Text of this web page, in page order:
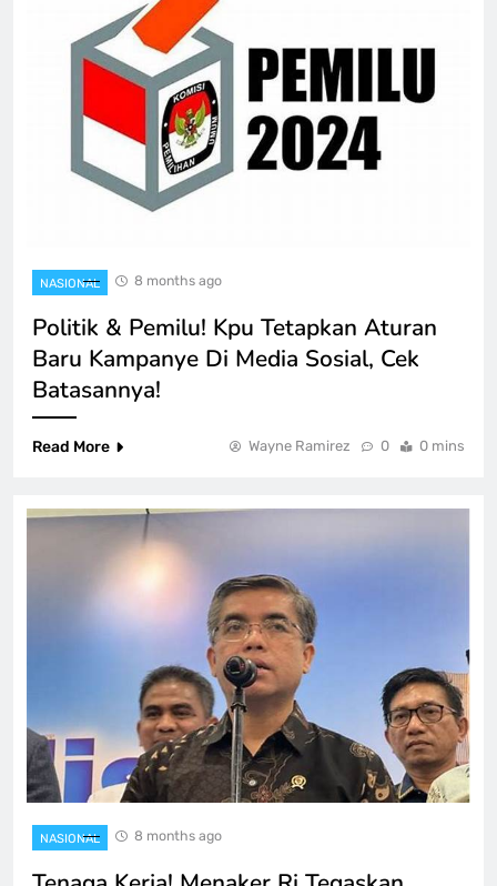
NASIONAL 8 months ago
Politik & Pemilu! Kpu Tetapkan Aturan
Baru Kampanye Di Media Sosial, Cek
Batasannya!
Read More Wayne Ramirez 0 0 mins
NASIONAL 8 months ago